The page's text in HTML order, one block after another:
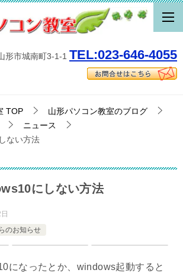
形市城南町3-1-1 TEL:023-646-4055
TOP
山形パソコン教室のブログ
ニュース
ない方法
にしない方法
のお知らせ
になったとか、windows起動すると